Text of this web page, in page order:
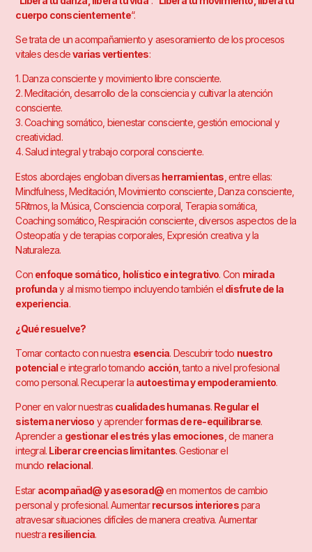
cuerpo conscientemente“.
Se trata de un acompañamiento y asesoramiento de los procesos
vitales desdevarias vertientes:
1. Danza consciente y movimiento libre consciente.
2. Meditación, desarrollo de la consciencia y cultivar la atención
consciente.
3. Coaching somático, bienestar consciente, gestión emocional y
creatividad.
4. Salud integral y trabajo corporal consciente.
Estos abordajes engloban diversas herramientas , entre ellas:
Mindfulness, Meditación, Movimiento consciente, Danza consciente,
5Ritmos, la Música, Consciencia corporal, Terapia somática,
Coaching somático, Respiración consciente, diversos aspectos de la
Osteopatía y de terapias corporales, Expresión creativa y la
Naturaleza.
Con enfoque somático, holístico e integrativo. Con mirada
profunday al mismo tiempo incluyendo también el disfrute de la
experiencia.
¿Qué resuelve?
Tomar contacto con nuestra esencia. Descubrir todo nuestro
potenciale integrarlo tomando acción, tanto a nivel profesional
como personal. Recuperar la autoestima y empoderamiento.
Poner en valor nuestras cualidades humanas. Regular el
sistema nervioso y aprenderformas de re-equilibrarse.
Aprender a gestionar el estrés y las emociones , de manera
integral. Liberar creencias limitantes. Gestionar el
mundo relacional.
Estar acompañad@ y asesorad@en momentos de cambio
personal y profesional. Aumentarrecursos interiorespara
atravesar situaciones difíciles de manera creativa. Aumentar
nuestra resiliencia.